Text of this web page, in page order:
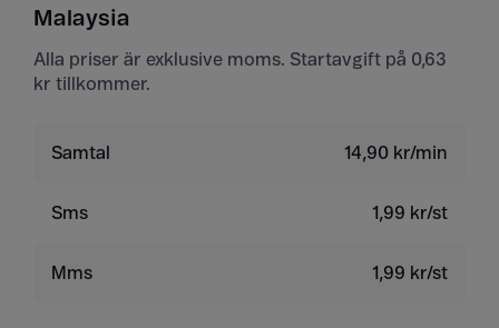
Malaysia
Alla priser är exklusive moms. Startavgift på 0,63
kr tillkommer.
Samtal 14,90 kr/min
Sms 1,99 kr/st
Mms 1,99 kr/st